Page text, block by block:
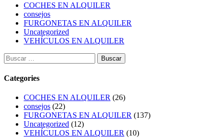
COCHES EN ALQUILER
consejos
FURGONETAS EN ALQUILER
Uncategorized
VEHÍCULOS EN ALQUILER
Categories
COCHES EN ALQUILER (26)
consejos (22)
FURGONETAS EN ALQUILER (137)
Uncategorized (12)
VEHÍCULOS EN ALQUILER (10)